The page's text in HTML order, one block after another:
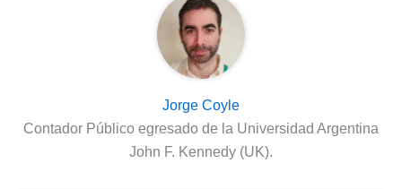
Jorge Coyle
Contador Público egresado de la Universidad Argentina
John F. Kennedy (UK).